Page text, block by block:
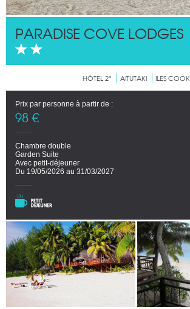
PARADISE COVE LODGES
HÔTEL 2* AITUTAKI ILES COOK
Prix par personne à partir de :
98 €
Chambre double
Garden Suite
Avec petit-déjeuner
Du 19/05/2026 au 31/03/2027